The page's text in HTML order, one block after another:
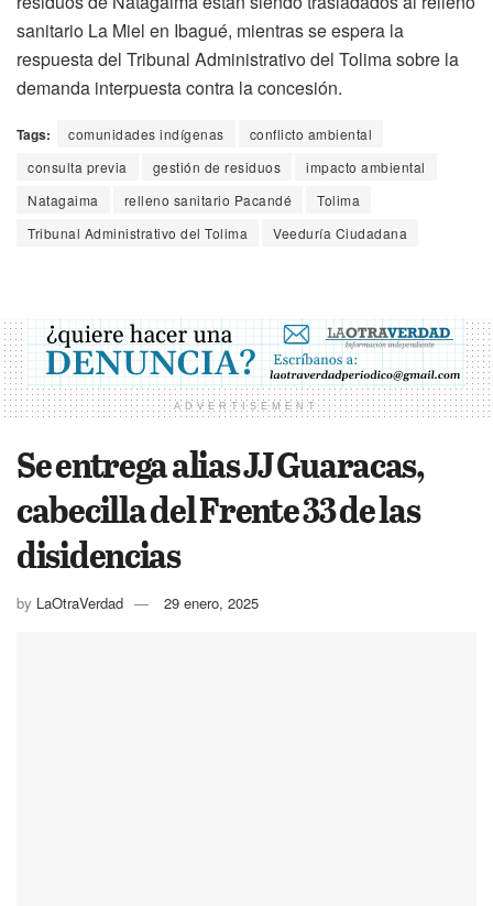
sanitario La Miel en Ibagué, mientras se espera la
respuesta del Tribunal Administrativo del Tolima sobre la
demanda interpuesta contra la concesión.
Tags: comunidades indígenas
conflicto ambiental
consulta previa
gestión de residuos
impacto ambiental
Natagaima
relleno sanitario Pacandé
Tolima
Tribunal Administrativo del Tolima
Veeduría Ciudadana
ADVERTISEMENT
Se entrega alias JJ Guaracas,
cabecilla del Frente 33 de las
disidencias
by LaOtraVerdad 29 enero, 2025